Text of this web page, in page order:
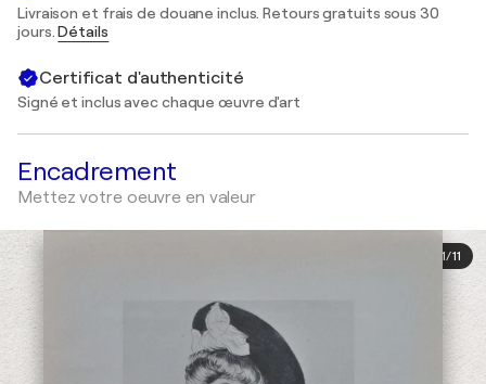
Livraison et frais de douane inclus. Retours gratuits sous 30
jours.Détails
Certificat d'authenticité
Signé et inclus avec chaque œuvre d'art
Encadrement
Mettez votre oeuvre en valeur
1/11